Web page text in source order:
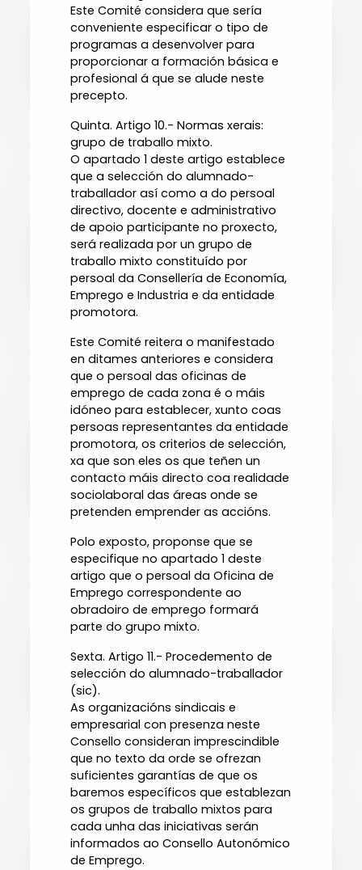
Este Comité considera que sería
conveniente especificar o tipo de
programas a desenvolver para
proporcionar a formación básica e
profesional á que se alude neste
precepto.
Quinta. Artigo 10.- Normas xerais:
grupo de traballo mixto.
O apartado 1 deste artigo establece
que a selección do alumnado-
traballador así como a do persoal
directivo, docente e administrativo
de apoio participante no proxecto,
será realizada por un grupo de
traballo mixto constituído por
persoal da Consellería de Economía,
Emprego e Industria e da entidade
promotora.
Este Comité reitera o manifestado
en ditames anteriores e considera
que o persoal das oficinas de
emprego de cada zona é o máis
idóneo para establecer, xunto coas
persoas representantes da entidade
promotora, os criterios de selección,
xa que son eles os que teñen un
contacto máis directo coa realidade
sociolaboral das áreas onde se
pretenden emprender as accións.
Polo exposto, proponse que se
especifique no apartado 1 deste
artigo que o persoal da Oficina de
Emprego correspondente ao
obradoiro de emprego formará
parte do grupo mixto.
Sexta. Artigo 11.- Procedemento de
selección do alumnado-traballador
(sic).
As organizacións sindicais e
empresarial con presenza neste
Consello consideran imprescindible
que no texto da orde se ofrezan
suficientes garantías de que os
baremos específicos que establezan
os grupos de traballo mixtos para
cada unha das iniciativas serán
informados ao Consello Autonómico
de Emprego.